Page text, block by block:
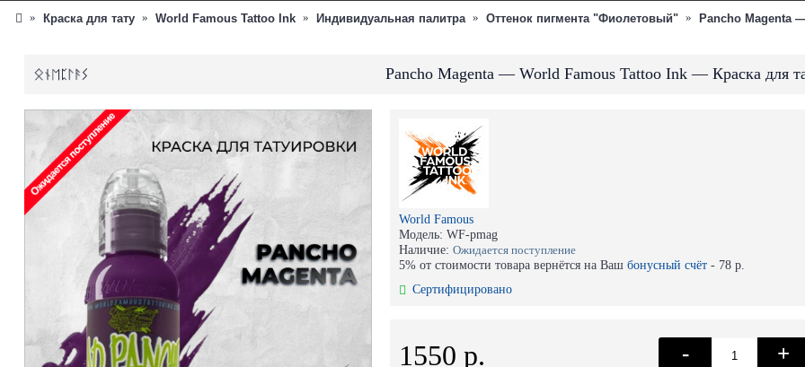
Краска для тату World Famous Tattoo Ink Индивидуальная палитра Оттенок пигмента "Фиолетовый" Pancho Magenta
Pancho Magenta — World Famous Tattoo Ink — Краска для
World Famous
Модель: WF-pmag
Наличие: Ожидается поступление
5% от стоимости товара вернётся на Ваш бонусный счёт - 78 р.
Сертифицировано
1550 р. - +